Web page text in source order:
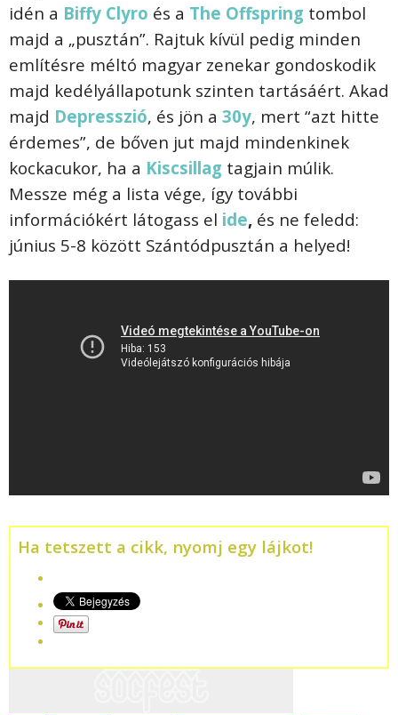
idén a Biffy Clyro és a The Offspring tombol
majd a „pusztán”. Rajtuk kívül pedig minden
említésre méltó magyar zenekar gondoskodik
majd kedélyállapotunk szinten tartásáért. Akad
majd Depresszió, és jön a 30y, mert “azt hitte
érdemes”, de bőven jut majd mindenkinek
kockacukor, ha a Kiscsillag tagjain múlik.
Messze még a lista vége, így további
információkért látogass el ide, és ne feledd:
június 5-8 között Szántódpusztán a helyed!
Ha tetszett a cikk, nyomj egy lájkot!